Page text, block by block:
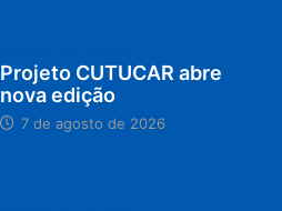
Projeto CUTUCAR abre
nova edição
7 de agosto de 2026